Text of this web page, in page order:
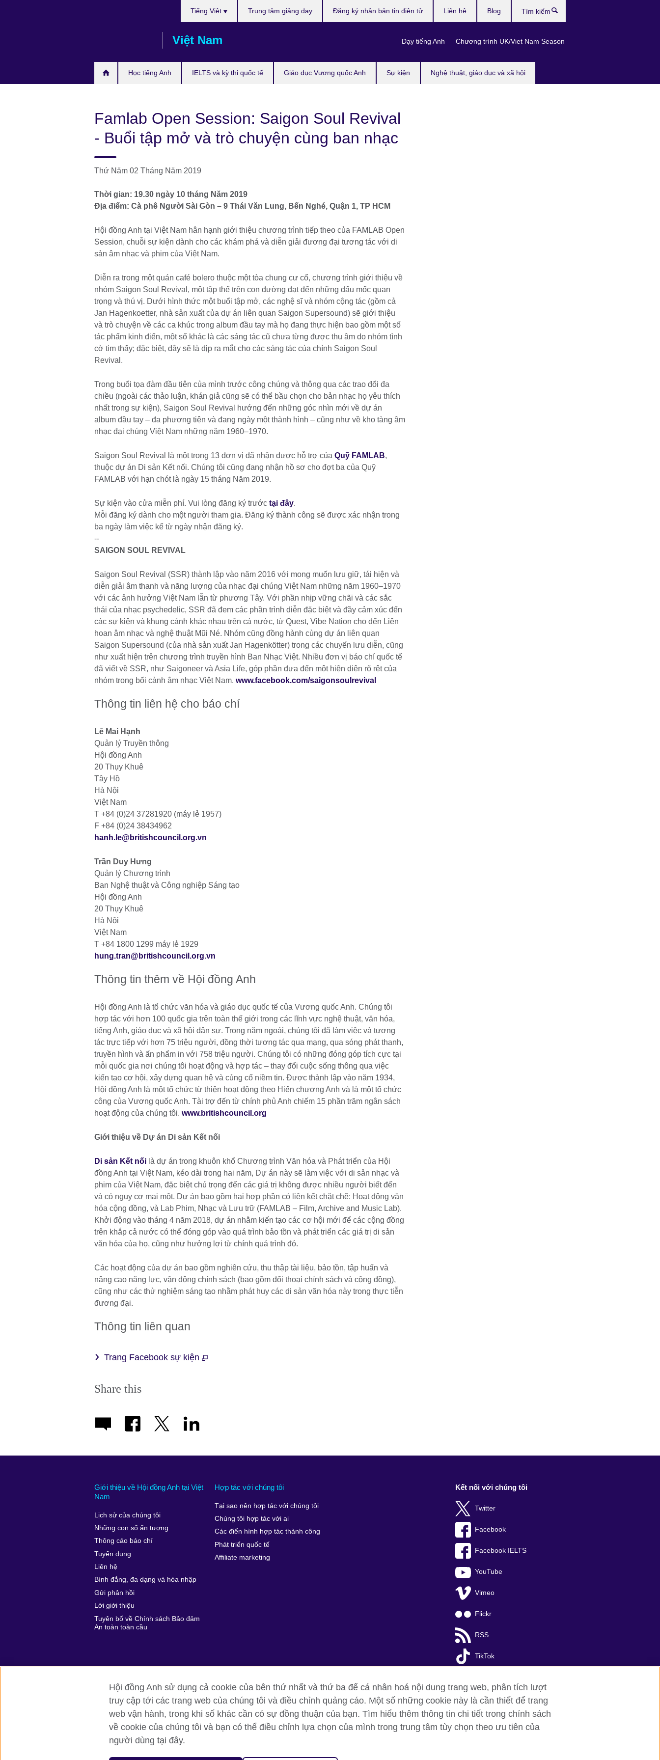
Việt Nam
Học tiếng Anh IELTS và kỳ thi quốc tế Giáo dục Vương quốc Anh Sự kiện Nghệ thuật, giáo dục và xã hội
Tiếng Việt
Dạy tiếng Anh Chương trình UK/Viet Nam Season
Trung tâm giảng dạy Đăng ký nhận bản tin điện tử Liên hệ Blog
kiếm
Famlab Open Session: Saigon Soul Revival
- Buổi tập mở và trò chuyện cùng ban nhạc
Thứ Năm 02 Tháng Năm 2019
Thời gian: 19.30 ngày 10 tháng Năm 2019
Địa điểm: Cà phê Người Sài Gòn – 9 Thái Văn Lung, Bến Nghé, Quận 1, TP HCM
Hội đồng Anh tại Việt Nam hân hạnh giới thiệu chương trình tiếp theo của FAMLAB Open
Session, chuỗi sự kiện dành cho các khám phá và diễn giải đương đại tương tác với di
sản âm nhạc và phim của Việt Nam.
Diễn ra trong một quán café bolero thuộc một tòa chung cư cổ, chương trình giới thiệu về
nhóm Saigon Soul Revival, một tập thể trên con đường đạt đến những dấu mốc quan
trọng và thú vị. Dưới hình thức một buổi tập mở, các nghệ sĩ và nhóm cộng tác (gồm cả
Jan Hagenkoetter, nhà sản xuất của dự án liên quan Saigon Supersound) sẽ giới thiệu
và trò chuyện về các ca khúc trong album đầu tay mà họ đang thực hiện bao gồm một số
tác phẩm kinh điển, một số khác là các sáng tác cũ chưa từng được thu âm do nhóm tình
cờ tìm thấy; đặc biệt, đây sẽ là dịp ra mắt cho các sáng tác của chính Saigon Soul
Revival.
Trong buổi tọa đàm đầu tiên của mình trước công chúng và thông qua các trao đổi đa
chiều (ngoài các thảo luận, khán giả cũng sẽ có thể bầu chọn cho bản nhạc họ yêu thích
nhất trong sự kiện), Saigon Soul Revival hướng đến những góc nhìn mới về dự án
album đầu tay – đa phương tiện và đang ngày một thành hình – cũng như về kho tàng âm
nhạc đại chúng Việt Nam những năm 1960–1970.
Saigon Soul Revival là một trong 13 đơn vị đã nhận được hỗ trợ của Quỹ FAMLAB,
thuộc dự án Di sản Kết nối. Chúng tôi cũng đang nhận hồ sơ cho đợt ba của Quỹ
FAMLAB với hạn chót là ngày 15 tháng Năm 2019.
Sự kiện vào cửa miễn phí. Vui lòng đăng ký trước tại đây.
Mỗi đăng ký dành cho một người tham gia. Đăng ký thành công sẽ được xác nhận trong
ba ngày làm việc kể từ ngày nhận đăng ký.
--
SAIGON SOUL REVIVAL
Saigon Soul Revival (SSR) thành lập vào năm 2016 với mong muốn lưu giữ, tái hiện và
diễn giải âm thanh và năng lượng của nhạc đại chúng Việt Nam những năm 1960–1970
với các ảnh hưởng Việt Nam lẫn từ phương Tây. Với phần nhịp vững chãi và các sắc
thái của nhạc psychedelic, SSR đã đem các phần trình diễn đặc biệt và đầy cảm xúc đến
các sự kiện và khung cảnh khác nhau trên cả nước, từ Quest, Vibe Nation cho đến Liên
hoan âm nhạc và nghệ thuật Mũi Né. Nhóm cũng đồng hành cùng dự án liên quan
Saigon Supersound (của nhà sản xuất Jan Hagenkötter) trong các chuyến lưu diễn, cũng
như xuất hiện trên chương trình truyền hình Ban Nhạc Việt. Nhiều đơn vị báo chí quốc tế
đã viết về SSR, như Saigoneer và Asia Life, góp phần đưa đến một hiện diện rõ rệt của
nhóm trong bối cảnh âm nhạc Việt Nam. www.facebook.com/saigonsoulrevival
Thông tin liên hệ cho báo chí
Lê Mai Hạnh
Quản lý Truyền thông
Hội đồng Anh
20 Thụy Khuê
Tây Hồ
Hà Nội
Việt Nam
T +84 (0)24 37281920 (máy lẻ 1957)
F +84 (0)24 38434962
hanh.le@britishcouncil.org.vn
Trần Duy Hưng
Quản lý Chương trình
Ban Nghệ thuật và Công nghiệp Sáng tạo
Hội đồng Anh
20 Thụy Khuê
Hà Nội
Việt Nam
T +84 1800 1299 máy lẻ 1929
hung.tran@britishcouncil.org.vn
Thông tin thêm về Hội đồng Anh
Hội đồng Anh là tổ chức văn hóa và giáo dục quốc tế của Vương quốc Anh. Chúng tôi
hợp tác với hơn 100 quốc gia trên toàn thế giới trong các lĩnh vực nghệ thuật, văn hóa,
tiếng Anh, giáo dục và xã hội dân sự. Trong năm ngoái, chúng tôi đã làm việc và tương
tác trực tiếp với hơn 75 triệu người, đồng thời tương tác qua mạng, qua sóng phát thanh,
truyền hình và ấn phẩm in với 758 triệu người. Chúng tôi có những đóng góp tích cực tại
mỗi quốc gia nơi chúng tôi hoạt động và hợp tác – thay đổi cuộc sống thông qua việc
kiến tạo cơ hội, xây dựng quan hệ và củng cố niềm tin. Được thành lập vào năm 1934,
Hội đồng Anh là một tổ chức từ thiện hoạt động theo Hiến chương Anh và là một tổ chức
công của Vương quốc Anh. Tài trợ đến từ chính phủ Anh chiếm 15 phần trăm ngân sách
hoạt động của chúng tôi. www.britishcouncil.org
Giới thiệu về Dự án Di sản Kết nối
Di sản Kết nối là dự án trong khuôn khổ Chương trình Văn hóa và Phát triển của Hội
đồng Anh tại Việt Nam, kéo dài trong hai năm, Dự án này sẽ làm việc với di sản nhạc và
phim của Việt Nam, đặc biệt chú trọng đến các giá trị không được nhiều người biết đến
và có nguy cơ mai một. Dự án bao gồm hai hợp phần có liên kết chặt chẽ: Hoạt động văn
hóa cộng đồng, và Lab Phim, Nhạc và Lưu trữ (FAMLAB – Film, Archive and Music Lab).
Khởi động vào tháng 4 năm 2018, dự án nhằm kiến tạo các cơ hội mới để các cộng đồng
trên khắp cả nước có thể đóng góp vào quá trình bảo tồn và phát triển các giá trị di sản
văn hóa của họ, cũng như hưởng lợi từ chính quá trình đó.
Các hoạt động của dự án bao gồm nghiên cứu, thu thập tài liệu, bảo tồn, tập huấn và
nâng cao năng lực, vận động chính sách (bao gồm đối thoại chính sách và cộng đồng),
cũng như các thử nghiệm sáng tạo nhằm phát huy các di sản văn hóa này trong thực tiễn
đương đại.
Thông tin liên quan
Trang Facebook sự kiện
Share this
Giới thiệu về Hội đồng Anh tại Việt
Nam
Lịch sử của chúng tôi
Những con số ấn tượng
Thông cáo báo chí
Tuyển dụng
Liên hệ
Bình đẳng, đa dạng và hòa nhập
Gửi phản hồi
Lời giới thiệu
Tuyên bố về Chính sách Bảo đảm
An toàn toàn cầu
Hợp tác với chúng tôi
Tại sao nên hợp tác với chúng tôi
Chúng tôi hợp tác với ai
Các điển hình hợp tác thành công
Phát triển quốc tế
Affiliate marketing
Kết nối với chúng tôi
Twitter
Facebook
Facebook IELTS
YouTube
Vimeo
Flickr
RSS
TikTok
Hội đồng Anh toàn cầu Bảo mật thông tin và quy định sử dụng Cookie Sơ đồ trang
© 2026 British Council
British Council (Viet Nam) LLC (
Hội đồng Anh sử dụng cả cookie của bên thứ nhất và thứ ba để cá nhân hoá nội dung trang web, phân tích lượt
truy cập tới các trang web của chúng tôi và điều chỉnh quảng cáo. Một số những cookie này là cần thiết để trang
web vận hành, trong khi số khác cần có sự đồng thuận của bạn. Tìm hiểu thêm thông tin chi tiết trong chính sách
về cookie của chúng tôi và bạn có thể điều chỉnh lựa chọn của mình trong trung tâm tùy chọn theo ưu tiên của
người dùng tại đây.